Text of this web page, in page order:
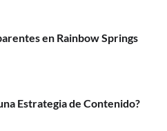
en Rainbow Springs
Estrategia de Contenido?